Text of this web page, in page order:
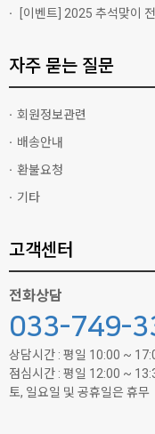
[이벤트] 2025 추석맞이
자주 묻는 질문
회원정보관련
배송안내
환불요청
기타
고객센터
전화상담
033-749-
상담시간 : 평일 10:00 ~
점심시간 : 평일 12:00 ~
토, 일요일 및 공휴일은 휴무